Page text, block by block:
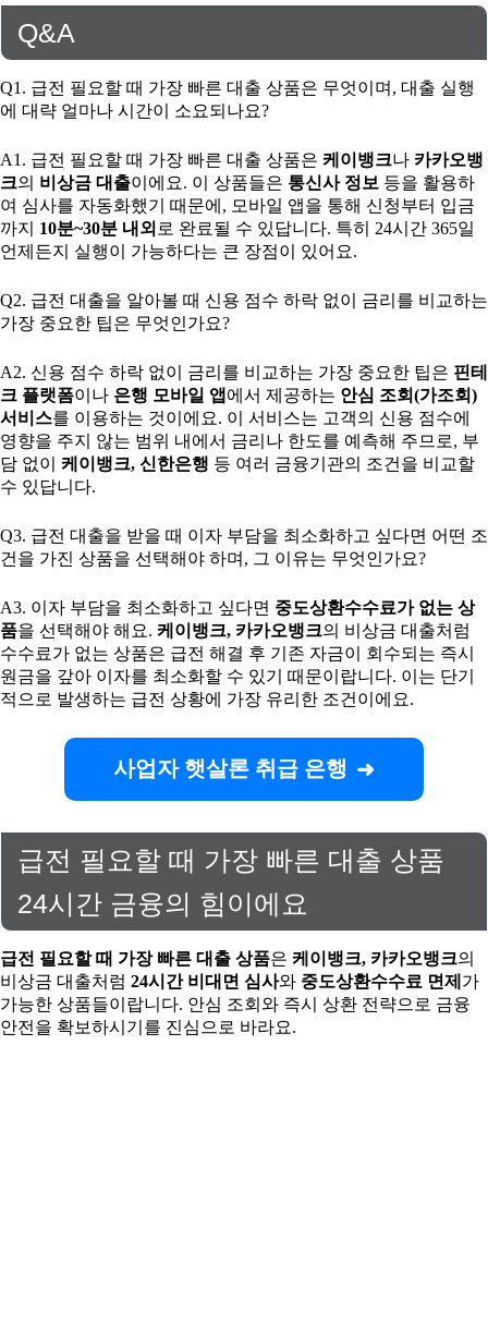
Q&A
Q1. 급전 필요할 때 가장 빠른 대출 상품은 무엇이며, 대출 실행
에 대략 얼마나 시간이 소요되나요?
A1. 급전 필요할 때 가장 빠른 대출 상품은 케이뱅크나 카카오뱅
크의 비상금 대출이에요. 이 상품들은 통신사 정보 등을 활용하
여 심사를 자동화했기 때문에, 모바일 앱을 통해 신청부터 입금
까지 10분~30분 내외 로 완료될 수 있답니다. 특히 24시간 365일
언제든지 실행이 가능하다는 큰 장점이 있어요.
Q2. 급전 대출을 알아볼 때 신용 점수 하락 없이 금리를 비교하는
가장 중요한 팁은 무엇인가요?
A2. 신용 점수 하락 없이 금리를 비교하는 가장 중요한 팁은 핀테
크 플랫폼이나 은행 모바일 앱 에서 제공하는 안심 조회(가조회)
서비스를 이용하는 것이에요. 이 서비스는 고객의 신용 점수에
영향을 주지 않는 범위 내에서 금리나 한도를 예측해 주므로, 부
담 없이 케이뱅크, 신한은행 등 여러 금융기관의 조건을 비교할
수 있답니다.
Q3. 급전 대출을 받을 때 이자 부담을 최소화하고 싶다면 어떤 조
건을 가진 상품을 선택해야 하며, 그 이유는 무엇인가요?
A3. 이자 부담을 최소화하고 싶다면 중도상환수수료가 없는 상
품을 선택해야 해요. 케이뱅크, 카카오뱅크의 비상금 대출처럼
수수료가 없는 상품은 급전 해결 후 기존 자금이 회수되는 즉시
원금을 갚아 이자를 최소화할 수 있기 때문이랍니다. 이는 단기
적으로 발생하는 급전 상황에 가장 유리한 조건이에요.
사업자 햇살론 취급 은행
급전 필요할 때 가장 빠른 대출 상품
24시간 금융의 힘이에요
급전 필요할 때 가장 빠른 대출 상품은 케이뱅크, 카카오뱅크의
비상금 대출처럼 24시간 비대면 심사와 중도상환수수료 면제 가
가능한 상품들이랍니다. 안심 조회와 즉시 상환 전략으로 금융
안전을 확보하시기를 진심으로 바라요.